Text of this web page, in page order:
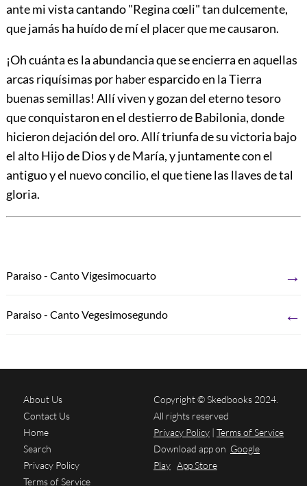
ante mi vista cantando "Regina cœli" tan dulcemente,
que jamás ha huído de mí el placer que me causaron.
¡Oh cuánta es la abundancia que se encierra en aquellas
arcas riquísimas por haber esparcido en la Tierra
buenas semillas! Allí viven y gozan del eterno tesoro
que conquistaron en el destierro de Babilonia, donde
hicieron dejación del oro. Allí triunfa de su victoria bajo
el alto Hijo de Dios y de María, y juntamente con el
antiguo y el nuevo concilio, el que tiene las llaves de tal
gloria.
Paraiso - Canto Vigesimocuarto →
Paraiso - Canto Vegesimosegundo ←
About Us
Contact Us
Home
Search
Privacy Policy
Terms of Service
Copyright © Skedbooks 2024.
All rights reserved
Privacy Policy | Terms of Service
Download app on Google
Play App Store